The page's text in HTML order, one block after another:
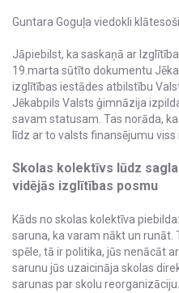
Guntara Goguļa viedokli
Jāpiebilst, ka saskaņā ar
19.marta sūtīto dokumentu
izglītības iestādes atbilstību
Jēkabpils Valsts ģimnāzija
savam statusam. Tas norāda,
līdz ar to valsts finansējumu viss
Skolas kolektīvs lūdz
vidējās izglītības posmu
Kāds no skolas kolektīva
saruna, ka varam nākt un runāt.
spēle, tā ir politika, jūs nenācāt
sarunu jūs uzaicināja skolas
sarunas par skolu